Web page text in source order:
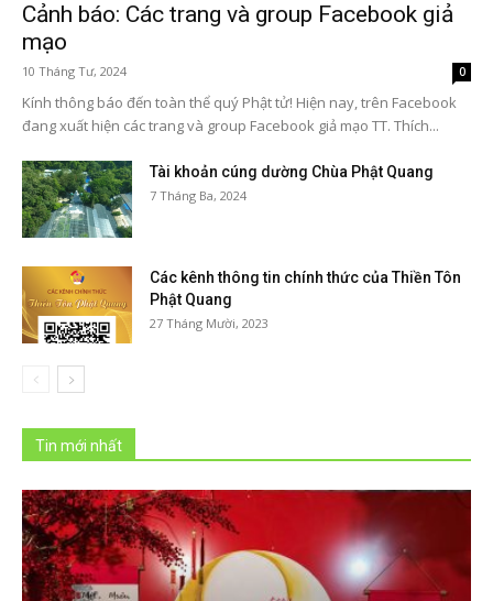
Cảnh báo: Các trang và group Facebook giả
mạo
10 Tháng Tư, 2024 0
Kính thông báo đến toàn thể quý Phật tử! Hiện nay, trên Facebook
đang xuất hiện các trang và group Facebook giả mạo TT. Thích...
Tài khoản cúng dường Chùa Phật Quang
7 Tháng Ba, 2024
Các kênh thông tin chính thức của Thiền Tôn
Phật Quang
27 Tháng Mười, 2023
Tin mới nhất